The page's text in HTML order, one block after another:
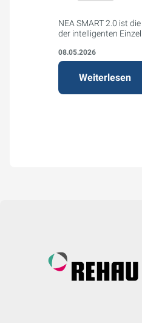
NEA SMART 2.0 ist
der intelligenten
kühlungssysteme.
attraktives Design,
und Bedienung sowie
Energieeinsparung bis
08.05.2026
Weiterlesen